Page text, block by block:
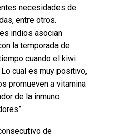
necesidades de
entre otros.
indios asocian
la temporada de
cuando el kiwi
cual es muy positivo,
promueven a vitamina
de la inmuno
de